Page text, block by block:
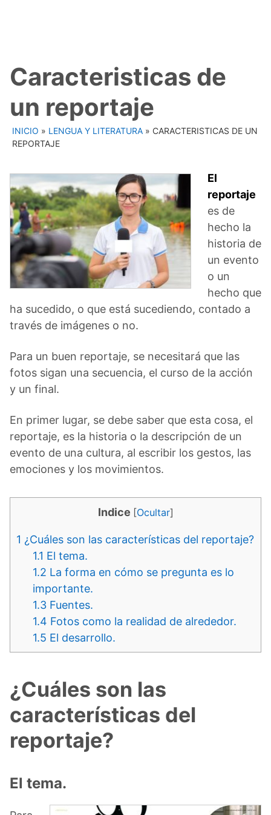
Caracteristicas de
un reportaje
INICIO » LENGUA Y LITERATURA » CARACTERISTICAS DE UN
REPORTAJE
El
reportaje
es de
hecho la
historia de
un evento
o un
hecho que
ha sucedido, o que está sucediendo, contado a
través de imágenes o no.
Para un buen reportaje, se necesitará que las
fotos sigan una secuencia, el curso de la acción
y un final.
En primer lugar, se debe saber que esta cosa, el
reportaje, es la historia o la descripción de un
evento de una cultura, al escribir los gestos, las
emociones y los movimientos.
Indice [Ocultar]
1 ¿Cuáles son las características del reportaje?
1.1 El tema.
1.2 La forma en cómo se pregunta es lo
importante.
1.3 Fuentes.
1.4 Fotos como la realidad de alrededor.
1.5 El desarrollo.
¿Cuáles son las
características del
reportaje?
El tema.